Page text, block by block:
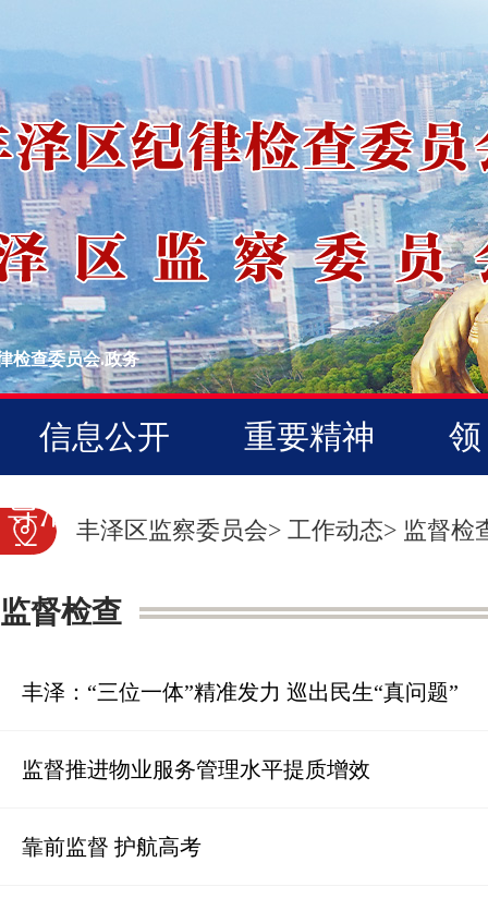
检查委员会.政务
信息公开 重要精神 领
导活动 审查调查 党纪法
规
丰泽区监察委员会> 工作动态> 监督检
监督检查
丰泽：“三位一体”精准发力 巡出民生“真问题”
监督推进物业服务管理水平提质增效
靠前监督 护航高考